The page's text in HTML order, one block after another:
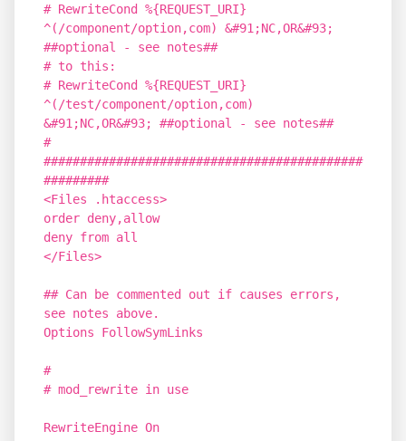
# RewriteCond %{REQUEST_URI}
^(/component/option,com) &#91;NC,OR&#93;
##optional - see notes##
# to this:
# RewriteCond %{REQUEST_URI}
^(/test/component/option,com)
&#91;NC,OR&#93; ##optional - see notes##
#
############################################
#########
<Files .htaccess>
order deny,allow
deny from all
</Files>
## Can be commented out if causes errors,
see notes above.
Options FollowSymLinks
#
# mod_rewrite in use
RewriteEngine On